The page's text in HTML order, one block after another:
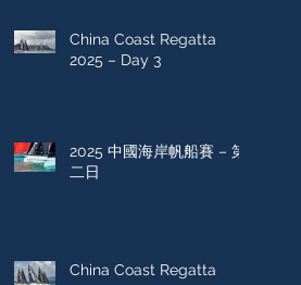
China Coast Regatta
2025 – Day 3
2025 中國海岸帆船賽 – 第
二日
China Coast Regatta